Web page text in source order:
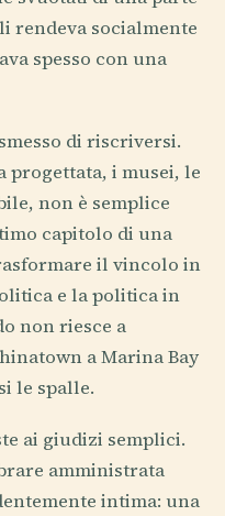
rendeva socialmente
spesso con una
di riscriversi.
progettata, i musei, le
non è semplice
capitolo di una
il vincolo in
e la politica in
non riesce a
a Marina Bay
le spalle.
ai giudizi semplici.
amministrata
intima: una